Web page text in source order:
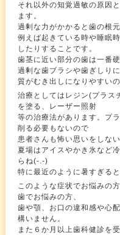
それ以外の知覚過敏の原因
ます。
過剰な力がかかると歯の根
例えば起きている時や睡眠
したりすることです。
歯茎に近い部分の歯は一番
過剰な歯ブラシや歯ぎしり
質がむき出しになりやすいの
治療としてはレジン(プラス
を塗る、レーザー照射
等の治療法があります。プ
削る必要もないので
患者さんも怖い思いをしない
夏場はアイスやかき氷など
らね(-.-)
特に最近のように暑すぎる
このような症状でお悩みの
歯でお悩みの方、
歯や顎、お口の違和感や心
構いません。
また６か月以上歯科健診を